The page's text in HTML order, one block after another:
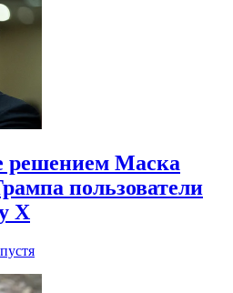
решением Маска
пользователи
X